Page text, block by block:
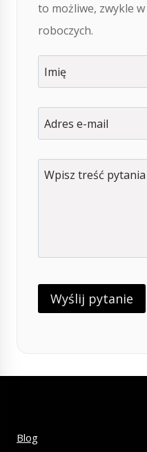
to możliwe, zwykle
roboczych.
Blog